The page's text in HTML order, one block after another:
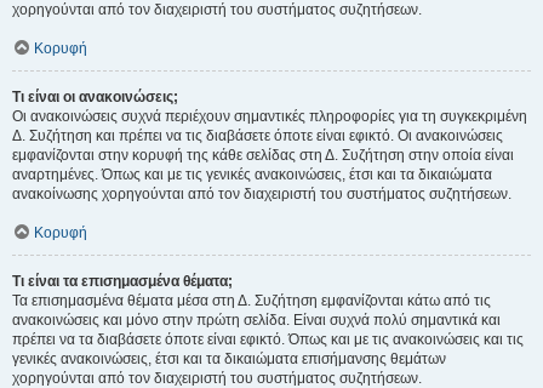
χορηγούνται από τον διαχειριστή του συστήματος συζητήσεων.
Κορυφή
Τι είναι οι ανακοινώσεις;
Οι ανακοινώσεις συχνά περιέχουν σημαντικές πληροφορίες για τη συγκεκριμένη
Δ. Συζήτηση και πρέπει να τις διαβάσετε όποτε είναι εφικτό. Οι ανακοινώσεις
εμφανίζονται στην κορυφή της κάθε σελίδας στη Δ. Συζήτηση στην οποία είναι
αναρτημένες. Όπως και με τις γενικές ανακοινώσεις, έτσι και τα δικαιώματα
ανακοίνωσης χορηγούνται από τον διαχειριστή του συστήματος συζητήσεων.
Κορυφή
Τι είναι τα επισημασμένα θέματα;
Τα επισημασμένα θέματα μέσα στη Δ. Συζήτηση εμφανίζονται κάτω από τις
ανακοινώσεις και μόνο στην πρώτη σελίδα. Είναι συχνά πολύ σημαντικά και
πρέπει να τα διαβάσετε όποτε είναι εφικτό. Όπως και με τις ανακοινώσεις και τις
γενικές ανακοινώσεις, έτσι και τα δικαιώματα επισήμανσης θεμάτων
χορηγούνται από τον διαχειριστή του συστήματος συζητήσεων.